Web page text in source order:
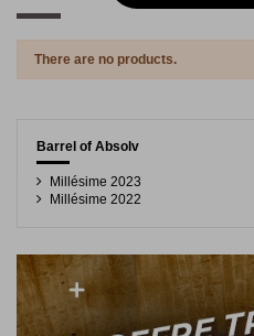
There are no products.
Barrel of Absolv
Millésime 2023
Millésime 2022